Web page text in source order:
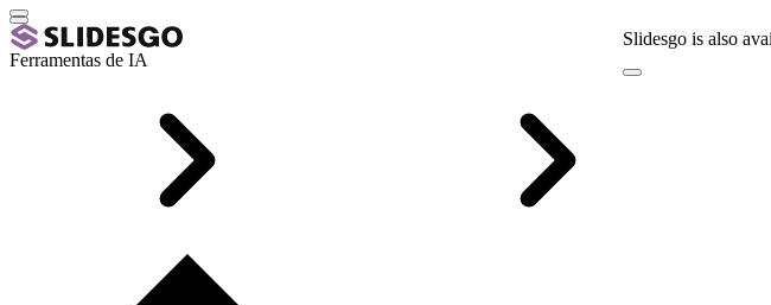
Slidesgo is also
Ferramentas de IA